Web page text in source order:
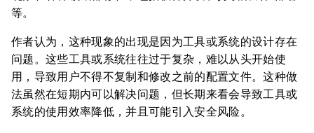
等。
作者认为，这种现象的出现是因为工具或系统的设计存在
问题。这些工具或系统往往过于复杂，难以从头开始使
用，导致用户不得不复制和修改之前的配置文件。这种做
法虽然在短期内可以解决问题，但长期来看会导致工具或
系统的使用效率降低，并且可能引入安全风险。